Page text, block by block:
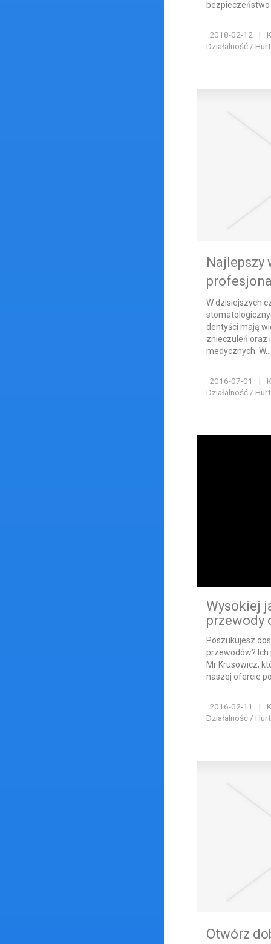
bezpieczeństwo
2018-02-12 |
Działalność /
Najlepszy
W dzisiejszych
dentyści mają
znieczuleń oraz
medycznych. W...
2016-07-01 |
Działalność /
Wysokiej
przewody
Poszukujesz
przewodów?
Mr Krusowicz,
naszej ofercie
2016-02-11 |
Działalność /
Otwórz